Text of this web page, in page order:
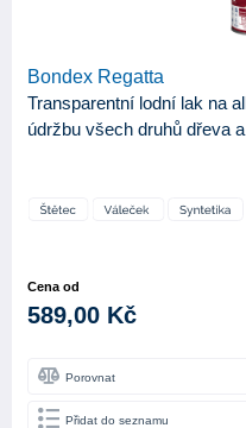
Bondex Regatta
Transparentní lodní lak na
údržbu všech druhů dřeva
Cena od
589,00 Kč
Porovnat
Přidat do seznamu